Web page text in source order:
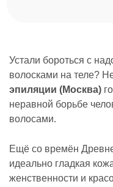
Устали бороться с
волосками на теле?
эпиляции (Москва)
неравной борьбе
волосами.
Ещё со времён
идеально гладкая
женственности и